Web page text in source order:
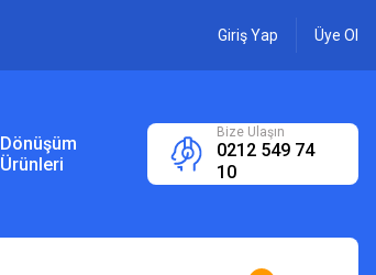
Giriş Yap Üye Ol
Dönüşüm
Ürünleri
Bize Ulaşın
0212 549 74
10